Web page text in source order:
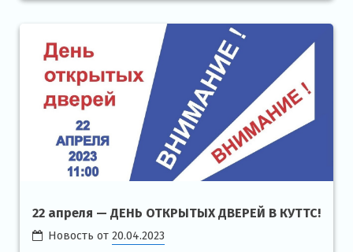
22 апреля — ДЕНЬ ОТКРЫТЫХ ДВЕРЕЙ В КУТТС!
Новость от20.04.2023